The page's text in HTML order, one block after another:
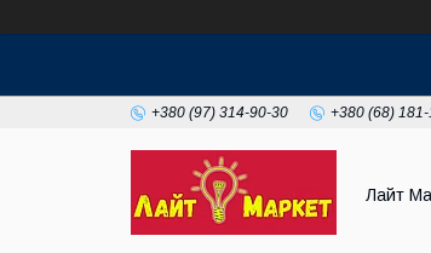
+380 (97) 314-90-30 +380 (68)
Лайт